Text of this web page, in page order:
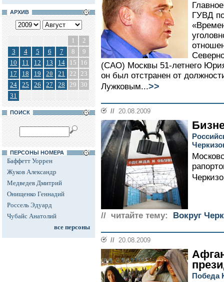
АРХИВ
1
2
3
4 5 6 7 8
9
10
11 12 13 14 15
16
17
18 19 20 21 22 23
24
25 26 27 28 29
30
31
ПОИСК
ПЕРСОНЫ НОМЕРА
Баффетт Уоррен
Жуков Александр
Медведев Дмитрий
Онищенко Геннадий
Россель Эдуард
Чубайс Анатолий
все персоны
ГУВД
(САО) Москвы 51-летнего
он был отстранен от
Лужковым...>>
// 20.08.2009
// читайте тему: Вокруг
// 20.08.2009
Победа